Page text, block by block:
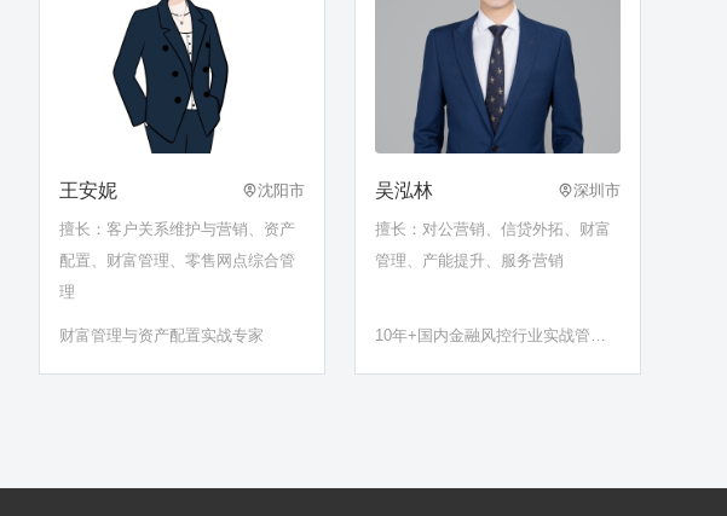
王安妮 沈阳市
擅长：客户关系维护与营销、资产
配置、财富管理、零售网点综合管
理
财富管理与资产配置实战专家
吴泓林 深圳市
擅长：对公营销、信贷外拓、财富
管理、产能提升、服务营销
10年+国内金融风控行业实战管理
经验 2年专注商业银行一线服务营